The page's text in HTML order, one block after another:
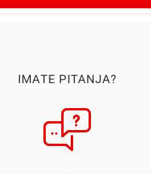
IMATE PITANJA?